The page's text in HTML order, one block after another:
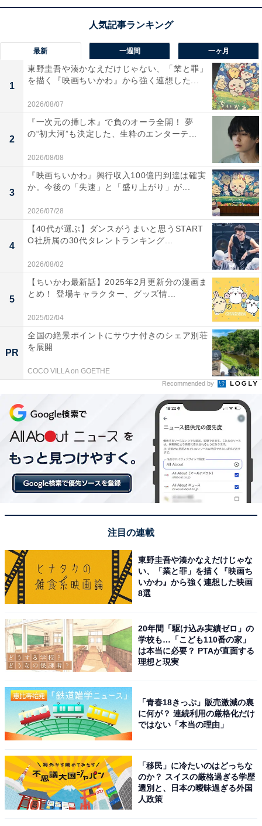
（TBS系／2020年）以来3年ぶりとなる日曜劇場主演。
さらに、阿部寛さん、二階堂ふみさん、松坂桃李さん、
役所広司さんと、主役クラスの俳優が勢ぞろいしていま
す。７月に入ってから追加キャストも発表され、林遣都
さん、竜星涼さん、高梨臨さん、小日向文世さんをはじ
め、映画『スパイダーマン』シリーズに出演するハリウ
ッド俳優のマーティン・スターさんの参加も公表されて
います。
『VIVANT』の気になるストーリーは？
さて、肝心なストーリーはどうなるのか。『VIVANT』
は、TBS系日曜劇場の『半沢直樹』『下町ロケット』シ
リーズを作り出した、同局の福澤克雄監督が原作を務め
るオリジナルドラマです。公開されている場面写真で
は、銀行を思わせるカットもあり、どこか『半沢直樹』
を思わせるドラマになりそうです。
また、二階堂さんは「医療関係者」の可能性が高く、公
開されているキーワードは「愛」。主要キャスト陣には
キーワードが付けられ、ほかにも堺さんは「信念」、阿
部さんは「執念」、松坂さんは「信頼」、役所さんは
「正義」となっています。阿部さんの役に関しては、ど
キャッチフレーズは「敵か味方か、味方か敵か。この
夏、冒険が始まる」となり、さらに特報動画では「信念
と執念がぶつかり合う」という言葉が出てきます。そう
考えれば、堺さん演じる主人公と、阿部さんが担当する
登場人物がライバル関係となりそうです。
最新 一週間 一ヶ月
1
東野圭吾や湊かなえだけじゃない、「業と罪」
を描く『映画ちいかわ』から強く連想した...
2026/08/07
2
『一次元の挿し木』で負のオーラ全開！ 夢
の“初大河”も決定した、生粋のエンターテ...
2026/08/08
3
『映画ちいかわ』興行収入100億円到達は確実
か。今後の「失速」と「盛り上がり」が...
2026/07/28
4
【40代が選ぶ】ダンスがうまいと思うSTART
O社所属の30代タレントランキング...
2026/08/02
5
【ちいかわ最新話】2025年2月更新分の漫画ま
とめ！ 登場キャラクター、グッズ情...
2025/02/04
PR
全国の絶景ポイントにサウナ付きのシェア別荘
を展開
COCO VILLA on GOETHE
Recommended by
注目の連載
東野圭吾や湊かなえだけじゃな
い、「業と罪」を描く『映画ち
いかわ』から強く連想した映画
8選
20年間「駆け込み実績ゼロ」の
学校も…「こども110番の家」
は本当に必要？ PTAが直面する
理想と現実
「青春18きっぷ」販売激減の裏
に何が？ 連続利用の厳格化だけ
ではない「本当の理由」
「移民」に冷たいのはどっちな
のか？ スイスの厳格過ぎる学歴
選別と、日本の曖昧過ぎる外国
人政策